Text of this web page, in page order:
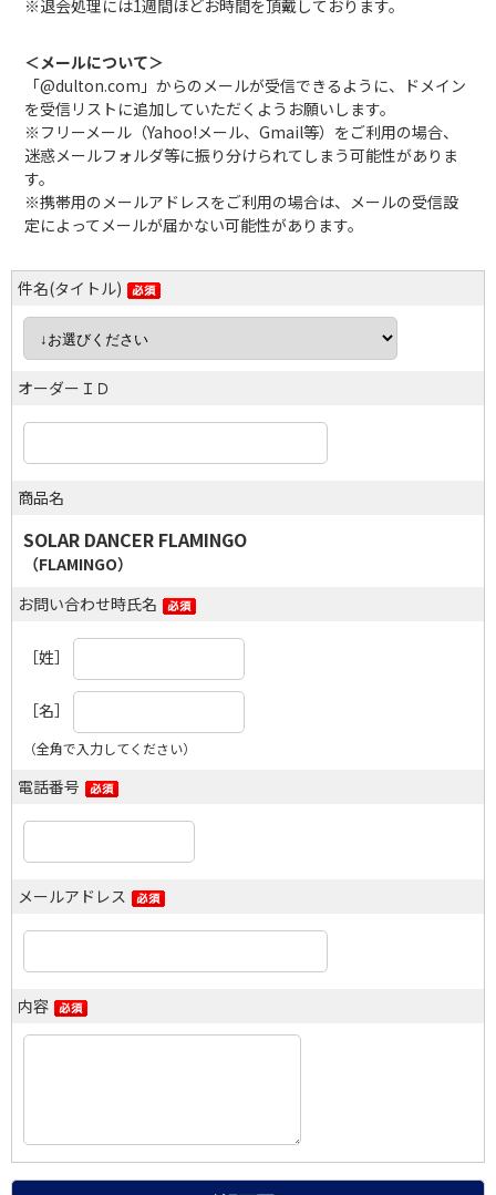
※退会処理には1週間ほどお時間を頂戴しております。
＜メールについて＞
「@dulton.com」からのメールが受信できるように、ドメイン
を受信リストに追加していただくようお願いします。
※フリーメール（Yahoo!メール、Gmail等）をご利用の場合、
迷惑メールフォルダ等に振り分けられてしまう可能性がありま
す。
※携帯用のメールアドレスをご利用の場合は、メールの受信設
定によってメールが届かない可能性があります。
件名(タイトル)
オーダーＩＤ
商品名
SOLAR DANCER FLAMINGO
（FLAMINGO）
お問い合わせ時氏名
［姓］
［名］
（全角で入力してください）
電話番号
メールアドレス
内容